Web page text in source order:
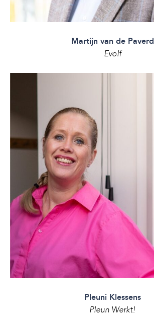
Martijn van de Paverd
Evolf
Pleuni Klessens
Pleun Werkt!